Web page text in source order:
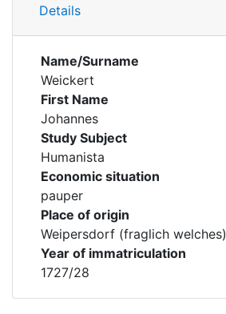
Details
Name/Surname
Weickert
First Name
Johannes
Study Subject
Humanista
Economic situation
pauper
Place of origin
Weipersdorf (fraglich welches)
Year of immatriculation
1727/28